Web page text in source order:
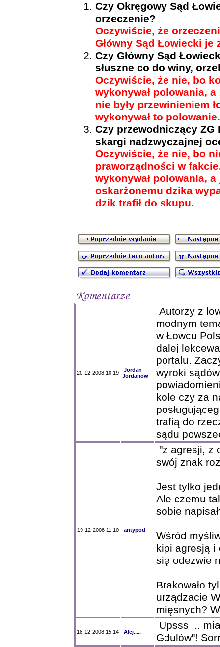
Czy Okręgowy Sąd
orzeczenie?
Oczywiście, że
Główny Sąd Łowiecki je
Czy Główny Sąd
słuszne co do winy,
Oczywiście, że nie, bo
wykonywał polowania,
nie były przewinieniem
wykonywał to polowanie.
Czy przewodniczący
skargi nadzwyczajnej
Oczywiście, że nie, bo
praworządności w
wykonywał polowania, a
oskarżonemu dzika
dzik trafił do skupu.
20-12-2008 10:19
Jordan
Jordanow
Autorzy z
modnym
w Łowcu
dalej
portalu.
wyroki
kole czy za
trafią do
sądu
19-12-2008 11:10 antypod
"z agresji, z
swój znak
Jest tylko
Ale czemu
sobie
Wśród
kipi agresją i
się odezwie
Brakowało
urządzacie
mięsnych?
18-12-2008 15:14 Alej.....
Upsss ...
Gdulów"!